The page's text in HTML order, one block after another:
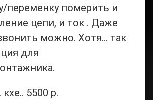
переменку померить и
цепи, и ток . Даже
можно. Хотя… так
для
5500 р.